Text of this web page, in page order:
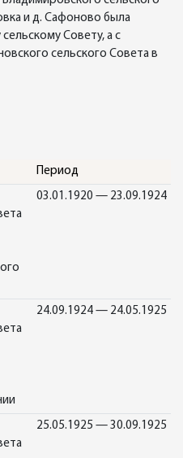
и д. Сафоново была
Совету, а с
сельского Совета в
Период
03.01.1920 — 23.09.1924
24.09.1924 — 24.05.1925
25.05.1925 — 30.09.1925